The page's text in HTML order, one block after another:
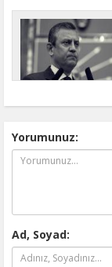
Yorumunuz:
Ad, Soyad: